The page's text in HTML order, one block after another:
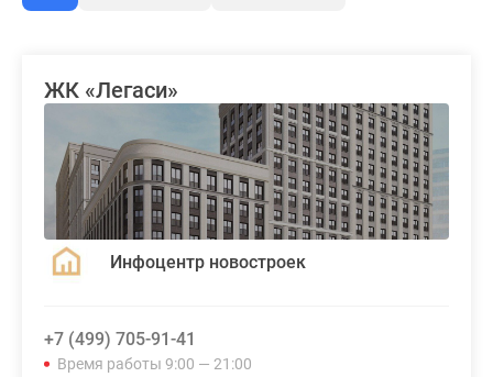
ЖК «Легаси»
Инфоцентр новостроек
+7 (499) 705-91-41
Время работы 9:00 — 21:00